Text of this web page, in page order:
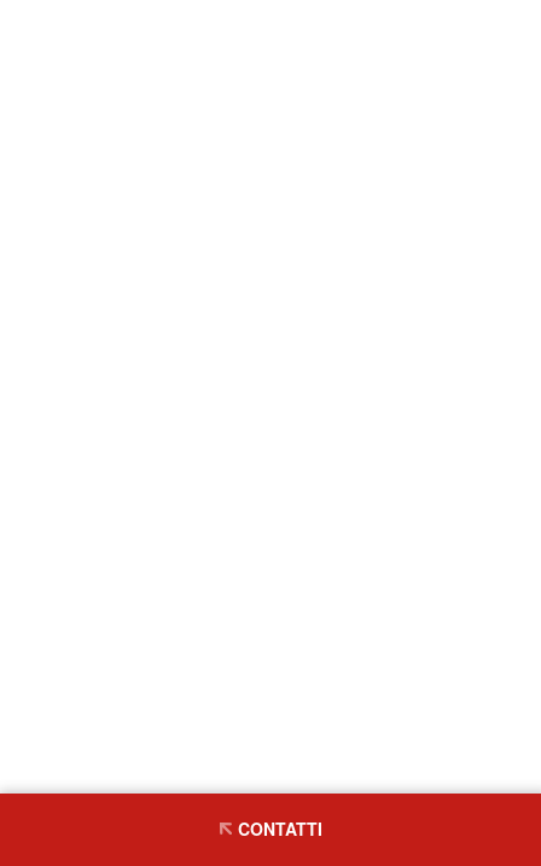
CONTATTI